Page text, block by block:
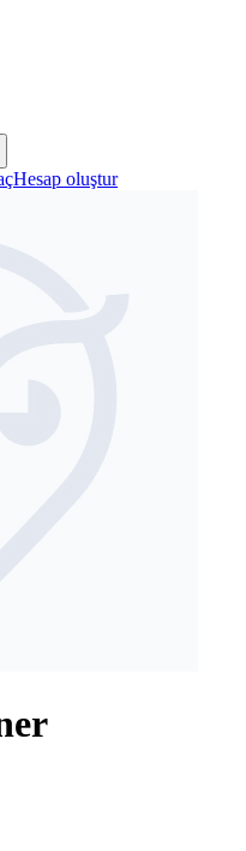
Hesap oluştur